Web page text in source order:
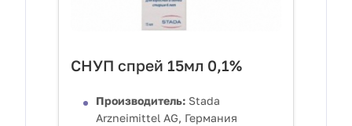
СНУП спрей 15мл 0,1%
Производитель: Stada
Arzneimittel AG, Германия